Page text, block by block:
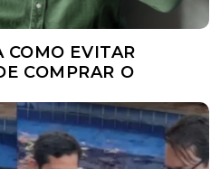
COMO EVITAR
COMPRAR O